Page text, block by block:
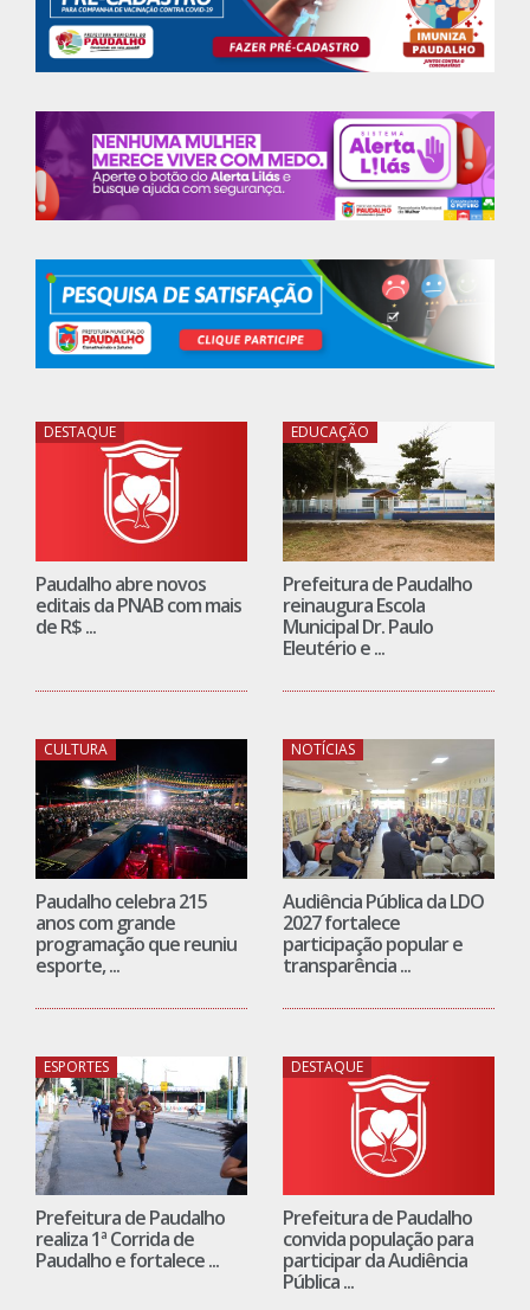
DESTAQUE
Paudalho abre novos
editais da PNAB com mais
EDUCAÇÃO
Prefeitura de Paudalho
reinaugura Escola
Municipal Dr. Paulo
Eleutério e ...
CULTURA
Paudalho celebra 215
anos com grande
programação que reuniu
esporte, ...
NOTÍCIAS
Audiência Pública da LDO
2027 fortalece
participação popular e
transparência ...
ESPORTES
Prefeitura de Paudalho
realiza 1ª Corrida de
Paudalho e fortalece ...
DESTAQUE
Prefeitura de Paudalho
convida população para
participar da Audiência
Pública ...
EDUCAÇÃO DESTAQUE